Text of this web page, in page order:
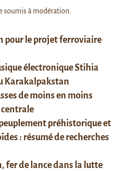
pour le projet ferroviaire
électronique Stihia
Karakalpakstan
de moins en moins
centrale
préhistorique et
: résumé de recherches
fer de lance dans la lutte
soumis à modération.